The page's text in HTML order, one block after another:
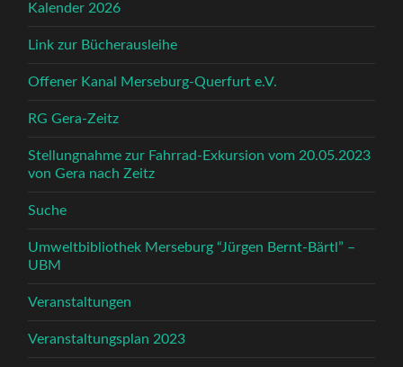
Kalender 2026
Link zur Bücherausleihe
Offener Kanal Merseburg-Querfurt e.V.
RG Gera-Zeitz
Stellungnahme zur Fahrrad-Exkursion vom 20.05.2023
von Gera nach Zeitz
Suche
Umweltbibliothek Merseburg “Jürgen Bernt-Bärtl” –
UBM
Veranstaltungen
Veranstaltungsplan 2023